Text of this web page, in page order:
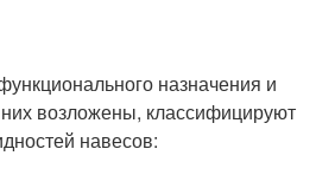
назначения и
возложены, классифицируют
навесов: